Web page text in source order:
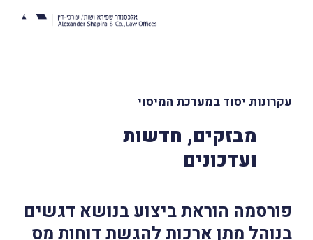
עקרונות יסוד במערכת המיסוי
מבזקים, חדשות
ועדכונים
פורסמה הוראת ביצוע בנושא דגשים
בנוהל מתן ארכות להגשת דוחות מס